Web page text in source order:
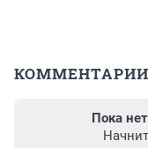
КОММЕНТАРИИ
Пока